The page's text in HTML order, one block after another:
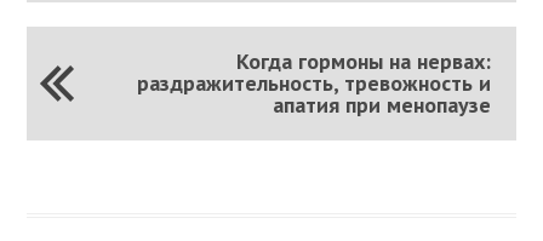
Когда гормоны на нервах:
раздражительность, тревожность и
апатия при менопаузе